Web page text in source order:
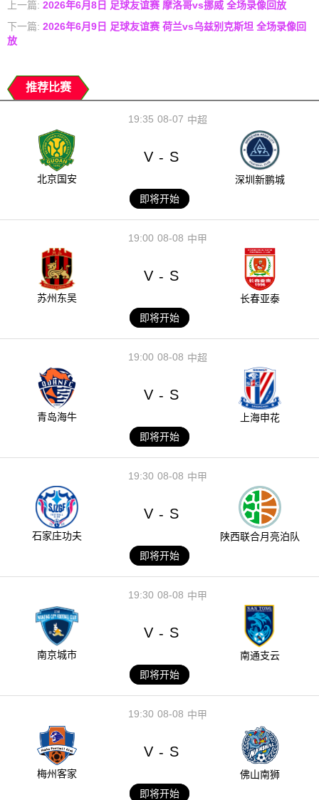
上一篇: 2026年6月8日 足球友谊赛 摩洛哥vs挪威 全场录像回放
下一篇: 2026年6月9日 足球友谊赛 荷兰vs乌兹别克斯坦 全场录像回
放
推荐比赛
08-07
19:35 中超
北京国安
V - S
深圳新鹏城
即将开始
08-08
19:00 中甲
苏州东吴
V - S
长春亚泰
即将开始
08-08
19:00 中超
青岛海牛
V - S
上海申花
即将开始
08-08
19:30 中甲
石家庄功夫
V - S
陕西联合月亮泊队
即将开始
08-08
19:30 中甲
南京城市
V - S
南通支云
即将开始
08-08
19:30 中甲
梅州客家
V - S
佛山南狮
即将开始